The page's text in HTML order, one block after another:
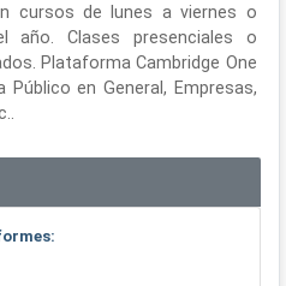
cursos de lunes a viernes o
año. Clases presenciales o
Plataforma Cambridge One
Público en General, Empresas,